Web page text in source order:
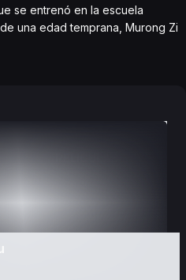
se entrenó en la escuela
una edad temprana, Murong Zi